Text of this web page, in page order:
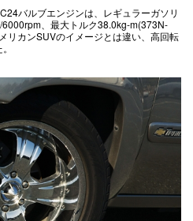
バルブエンジンは、レギュラーガソリ
、最大トルク38.0kg-m(373N-
リカンSUVのイメージとは違い、高回転